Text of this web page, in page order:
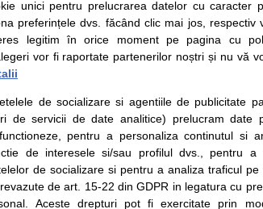
avizate ale medicilor, sfaturile si orice alte informatii
stabilit in urma investigatiilor si analizelor
la dispozitie pentru programare in sistemul de
noi
frecvente
Termeni si conditii
Politica de
confidentialitate
Politica de cookie
Modifica Setarile Cookie
Info
unici pentru prelucrarea datelor cu caracter
preferințele dvs. făcând clic mai jos, respectiv
legitim în orice moment pe pagina cu
vor fi raportate partenerilor noștri și nu vă
de socializare si agentiile de publicitate
de servicii de date analitice) prelucram date
pentru a personaliza continutul si
de interesele si/sau profilul dvs., pentru a
de socializare si pentru a analiza traficul pe
de art. 15-22 din GDPR in legatura cu
Aceste drepturi pot fi exercitate prin